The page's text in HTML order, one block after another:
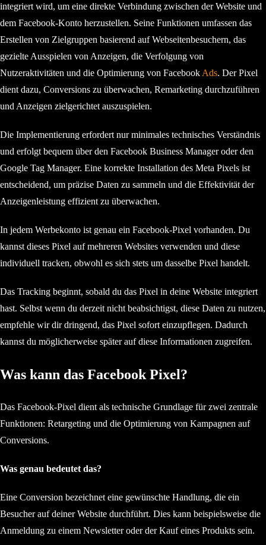
integriert wird, um eine direkte Verbindung zwischen der Website und
dem Facebook-Konto herzustellen. Seine Funktionen umfassen das
Erstellen von Zielgruppen basierend auf Webseitenbesuchern, das
gezielte Ausspielen von Anzeigen, die Verfolgung von
Nutzeraktivitäten und die Optimierung von Facebook Ads. Der Pixel
dient dazu, Conversions zu überwachen, Remarketing durchzuführen
und Anzeigen zielgerichtet auszuspielen.
Die Implementierung erfordert nur minimales technisches Verständnis
und erfolgt bequem über den Facebook Business Manager oder den
Google Tag Manager. Eine korrekte Installation des Meta Pixels ist
entscheidend, um präzise Daten zu sammeln und die Effektivität der
Anzeigenleistung effizient zu überwachen.
In jedem Werbekonto ist genau ein Facebook-Pixel vorhanden. Du
kannst dieses Pixel auf mehreren Websites verwenden und diese
individuell tracken, obwohl es sich stets um dasselbe Pixel handelt.
Das Tracking beginnt, sobald du das Pixel in deine Website integriert
hast. Selbst wenn du derzeit nicht beabsichtigst, diese Daten zu nutzen,
empfehle wir dir dringend, das Pixel sofort einzupflegen. Dadurch
kannst du möglicherweise später auf diese Informationen zugreifen.
Was kann das Facebook Pixel?
Das Facebook-Pixel dient als technische Grundlage für zwei zentrale
Funktionen: Retargeting und die Optimierung von Kampagnen auf
Conversions.
Was genau bedeutet das?
Eine Conversion bezeichnet eine gewünschte Handlung, die ein
Besucher auf deiner Website durchführt. Dies kann beispielsweise die
Anmeldung zu einem Newsletter oder der Kauf eines Produkts sein.